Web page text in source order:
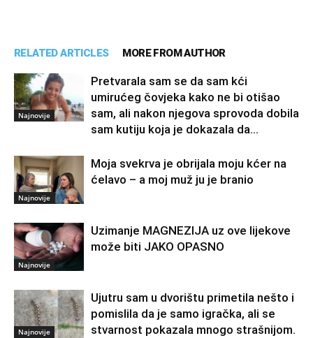
RELATED ARTICLES MORE FROM AUTHOR
Najnovije
Pretvarala sam se da sam kći
umirućeg čovjeka kako ne bi otišao
sam, ali nakon njegova sprovoda dobila
sam kutiju koja je dokazala da...
Najnovije
Moja svekrva je obrijala moju kćer na
ćelavo – a moj muž ju je branio
Najnovije
Uzimanje MAGNEZIJA uz ove lijekove
može biti JAKO OPASNO
Najnovije
Ujutru sam u dvorištu primetila nešto i
pomislila da je samo igračka, ali se
stvarnost pokazala mnogo strašnijom.